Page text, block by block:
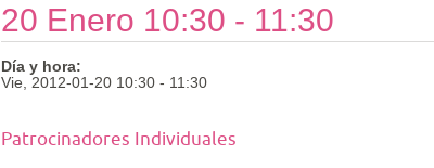
20 Enero 10:30 - 11:30
Día y hora:
Vie, 2012-01-20 10:30 - 11:30
Patrocinadores Individuales